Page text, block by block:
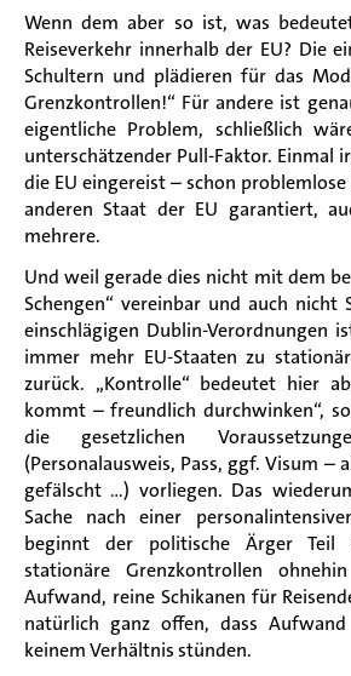
Wenn dem aber so ist, was
Reiseverkehr innerhalb der EU? Die
Schultern und plädieren für das
Grenzkontrollen!“ Für andere ist
eigentliche Problem, schließlich
unterschätzender Pull-Faktor. Einmal
die EU eingereist – schon
anderen Staat der EU garantiert,
mehrere.
Und weil gerade dies nicht mit dem
Schengen“ vereinbar und auch nicht
einschlägigen Dublin-Verordnungen
immer mehr EU-Staaten zu
zurück. „Kontrolle“ bedeutet hier
kommt – freundlich durchwinken“,
die gesetzlichen
(Personalausweis, Pass, ggf. Visum –
gefälscht ...) vorliegen. Das
Sache nach einer
beginnt der politische Ärger Teil
stationäre Grenzkontrollen
Aufwand, reine Schikanen für
natürlich ganz offen, dass
keinem Verhältnis stünden.